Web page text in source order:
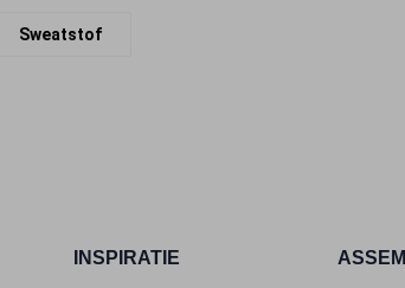
Sweatstof
INSPIRATIE ASSEM